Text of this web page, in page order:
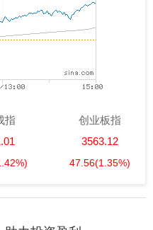
指
创业板指
3563.12
47.56(1.35%)